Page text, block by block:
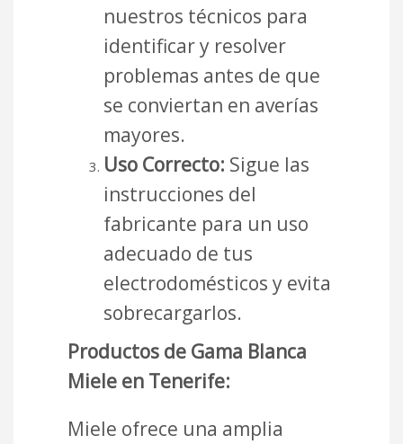
nuestros técnicos para
identificar y resolver
problemas antes de que
se conviertan en averías
mayores.
Uso Correcto: Sigue las
instrucciones del
fabricante para un uso
adecuado de tus
electrodomésticos y evita
sobrecargarlos.
Productos de Gama Blanca
Miele en Tenerife:
Miele ofrece una amplia